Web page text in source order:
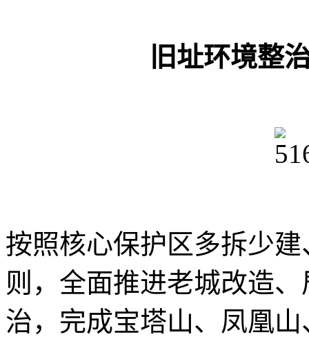
旧址环境整
按照核心保护区多拆少
则，全面推进老城改造
治，完成宝塔山、凤凰